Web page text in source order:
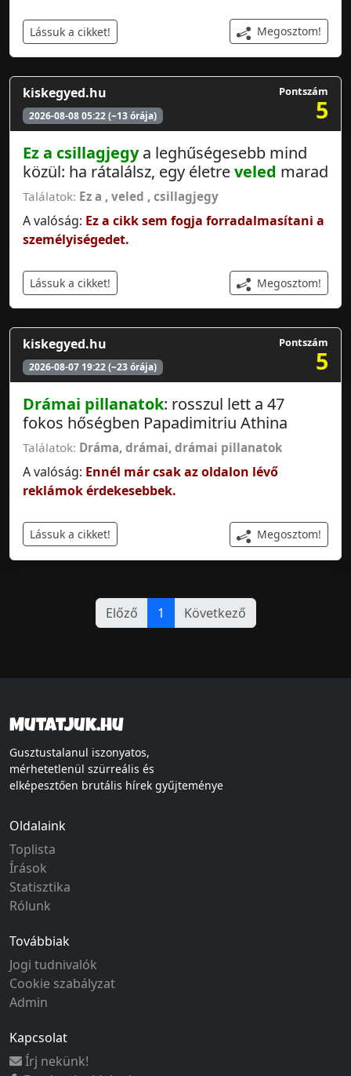
Lássuk a cikket! Megosztom!
kiskegyed.hu
2026-08-08 05:22 (~13 órája)
Pontszám
5
Ez a csillagjegya leghűségesebb mind
közül: ha rátalálsz, egy életreveled marad
Találatok: Ez a , veled , csillagjegy
A valóság: Ez a cikk sem fogja forradalmasítani a
személyiségedet.
Lássuk a cikket! Megosztom!
kiskegyed.hu
2026-08-07 19:22 (~23 órája)
Pontszám
5
Drámai pillanatok: rosszul lett a 47
fokos hőségben Papadimitriu Athina
Találatok: Dráma, drámai, drámai pillanatok
A valóság: Ennél már csak az oldalon lévő
reklámok érdekesebbek.
Lássuk a cikket! Megosztom!
Előző 1 Következő
Mutatjuk.hu
Gusztustalanul iszonyatos,
mérhetetlenül szürreális és
elképesztően brutális hírek gyűjteménye
Oldalaink
Toplista
Írások
Statisztika
Rólunk
Továbbiak
Jogi tudnivalók
Cookie szabályzat
Admin
Kapcsolat
Írj nekünk!